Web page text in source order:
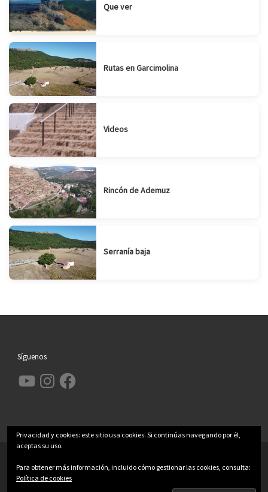
Que ver
Rutas en Garcimolina
Videos
Rincón de Ademuz
Serranía baja
Síguenos
YouTube InstagramFacebook
Funciona con
Privacidad y cookies: este sitio usa cookies. Si continúas navegando por él,
aceptas su uso.
Para obtener más información, incluido cómo gestionar las cookies, consulta:
Política de cookies